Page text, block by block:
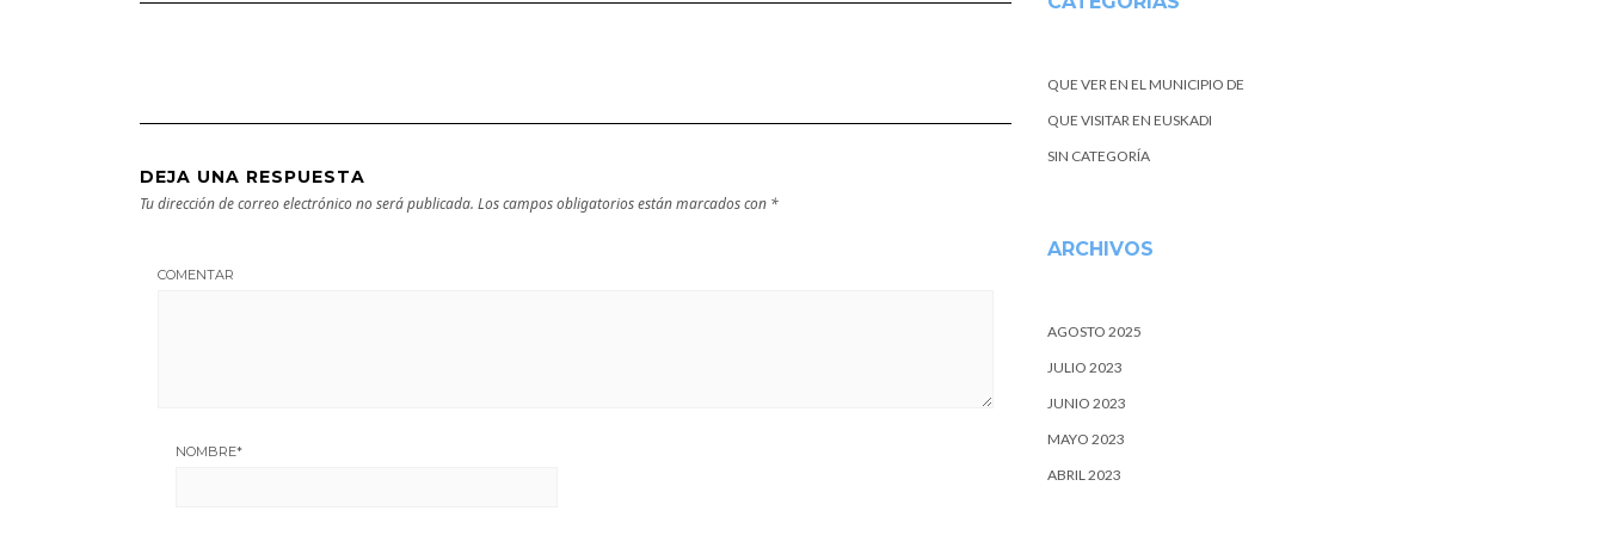
DEJA UNA RESPUESTA
Tu dirección de correo electrónico no será publicada. Los campos obligatorios están marcados con *
COMENTAR
NOMBRE*
QUE VER EN EL MUNICIPIO DE
QUE VISITAR EN EUSKADI
SIN CATEGORÍA
ARCHIVOS
AGOSTO 2025
JULIO 2023
JUNIO 2023
MAYO 2023
ABRIL 2023